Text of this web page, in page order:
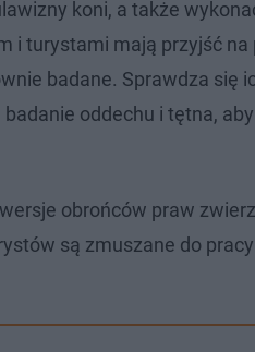
koni, a także
i turystami mają przyjść na
badane. Sprawdza się
oddechu i tętna,
obrońców praw
są zmuszane do